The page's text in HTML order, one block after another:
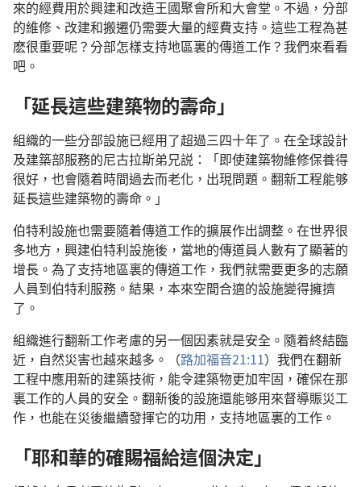
來的經費用於興建和改造王國聚會所和大會堂。不過，分部
的維修、改建和搬遷仍需要大量的經費支持。這些工程為甚
麽很重要呢？分部怎樣支持地區裏的傳道工作？我們來看看
吧。
「延長這些建築物的壽命」
組織的一些分部設施已經用了超過三四十年了。在全球設計
及建築部服務的尼古拉斯弟兄説：「即使建築物維修保養得
很好，也會隨着時間過去而老化，出現問題。翻新工程能够
延長這些建築物的壽命。」
伯特利設施也需要隨着傳道工作的擴展作出調整。在世界很
多地方，興建伯特利設施後，當地的傳道員人數有了顯著的
增長。為了支持地區裏的傳道工作，我們就需要更多的志願
人員到伯特利服務。結果，本來空間合適的設施變得擁擠
了。
組織進行翻新工作考慮的另一個因素就是安全。隨着終結臨
近，自然災害也越來越多。（路加福音21:11）我們在翻新
工程中應用新的建築技術，能令建築物更加牢固，確保在那
裏工作的人員的安全。翻新後的設施還能够用來督導賑災工
作，也能在災後繼續發揮它的功用，支持地區裏的工作。
「耶和華的確賜福給這個決定」